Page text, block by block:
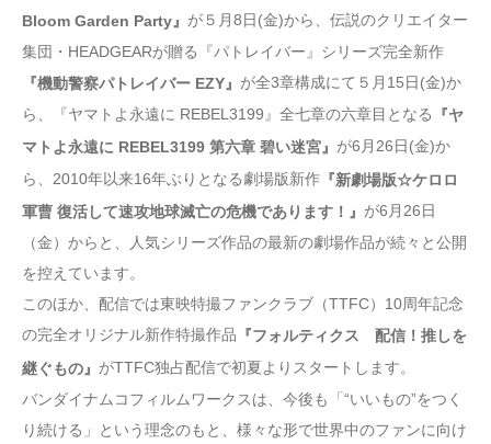
Bloom Garden Party』 が５月8日(金)から、伝説のクリエイター
集団・HEADGEARが贈る『パトレイバー』シリーズ完全新作
『機動警察パトレイバー EZY』 が全3章構成にて５月15日(金)か
ら、『ヤマトよ永遠に REBEL3199』全七章の六章目となる
『ヤ
マトよ永遠に REBEL3199 第六章 碧い迷宮』 が6月26日(金)か
ら、2010年以来16年ぶりとなる劇場版新作 『新劇場版☆ケロロ
軍曹 復活して速攻地球滅亡の危機であります！』 が6月26日
（金）からと、人気シリーズ作品の最新の劇場作品が続々と公開
を控えています。
このほか、配信では東映特撮ファンクラブ（TTFC）10周年記念
の完全オリジナル新作特撮作品 『フォルティクス 配信！推しを
継ぐもの』 がTTFC独占配信で初夏よりスタートします。
バンダイナムコフィルムワークスは、今後も「“いいもの”をつく
り続ける」という理念のもと、様々な形で世界中のファンに向け